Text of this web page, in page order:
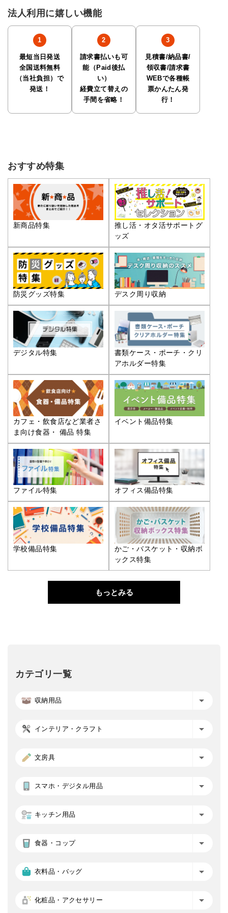
法人利用に嬉しい機能
最短当日発送
全国送料無料
（当社負担）で
発送！
請求書払いも可
能（Paid後払
い）
経費立て替えの
手間を省略！
見積書/納品書/
領収書/請求書
WEBで各種帳
票かんたん発
行！
おすすめ特集
新商品特集
推し活・オタ活サポートグ
ッズ
防災グッズ特集 デスク周り収納
デジタル特集
書類ケース・ポーチ・クリ
アホルダー特集
カフェ・飲食店など業者さ
ま向け食器・ 備品 特集
イベント備品特集
ファイル特集 オフィス備品特集
学校備品特集
かご・バスケット・収納ボ
ックス特集
もっとみる
カテゴリ一覧
収納用品
インテリア・クラフト
文房具
スマホ・デジタル用品
キッチン用品
食器・コップ
衣料品・バッグ
化粧品・アクセサリー